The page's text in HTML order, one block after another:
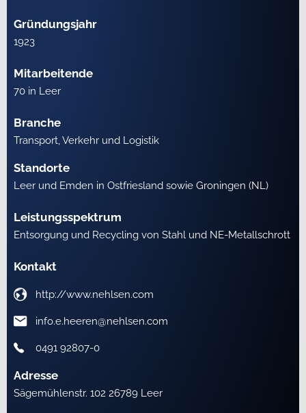
Gründungsjahr
1923
Mitarbeitende
70 in Leer
Branche
Transport, Verkehr und Logistik
Standorte
Leer und Emden in Ostfriesland sowie Groningen (NL)
Leistungsspektrum
Entsorgung und Recycling von Stahl und NE-Metallschrott
Kontakt
http://www.nehlsen.com
info.e.heeren@nehlsen.com
0491 92807-0
Adresse
Sägemühlenstr. 102 26789 Leer